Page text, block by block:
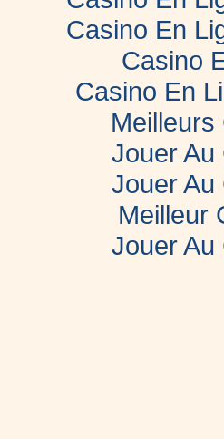
Casino En
Casino
Casino En
Meilleurs
Jouer Au
Jouer Au
Meilleur
Jouer Au